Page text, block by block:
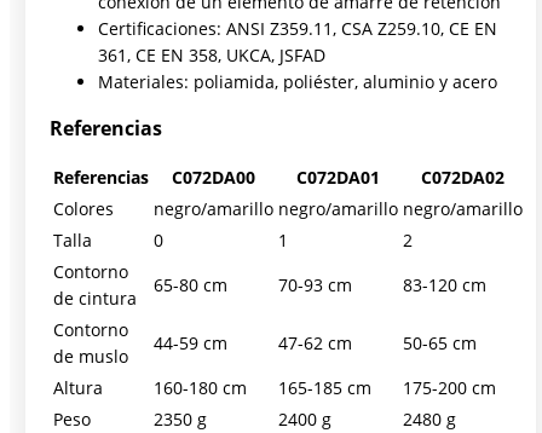
Certificaciones: ANSI Z359.11, CSA Z259.10, CE EN
361, CE EN 358, UKCA, JSFAD
Materiales: poliamida, poliéster, aluminio y acero
Referencias
Referencias C072DA00 C072DA01
C072DA02
Colores
negro/amarillo negro/amarillo negro/amarillo
Talla
0 1
2
Contorno
de cintura
65-80 cm 70-93 cm
83-120 cm
Contorno
de muslo
44-59 cm 47-62 cm
50-65 cm
Altura
160-180 cm 165-185 cm
175-200 cm
Peso
2350 g 2400 g
2480 g